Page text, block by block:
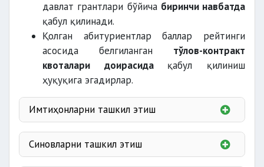
давлат грантлари бўйича биринчи навбатда
қабул қилинади.
Қолган абитуриентлар баллар рейтинги
асосида белгиланган тўлов-контракт
квоталари доирасида қабул қилиниш
ҳуқуқига эгадирлар.
Имтиҳонларни ташкил этиш
Синовларни ташкил этиш